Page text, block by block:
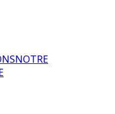
NOTRE